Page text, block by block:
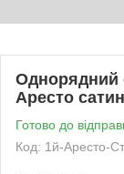
Однорядний
Аресто
Готово до
Код: 1й-Аресто-